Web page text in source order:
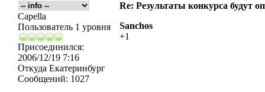
Re: Результаты конкурса будут
Capella
Пользователь 1 уровня
Присоединился:
2006/12/19 7:16
Откуда Екатеринбург
Сообщений: 1027
Sanchos
+1